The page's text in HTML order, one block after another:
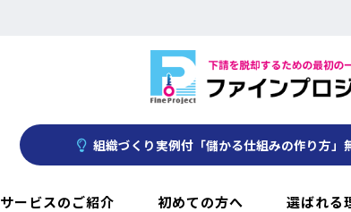
組織づくり実例付「儲かる仕組みの作り方
サービスのご紹介 初めての方へ 選ばれる